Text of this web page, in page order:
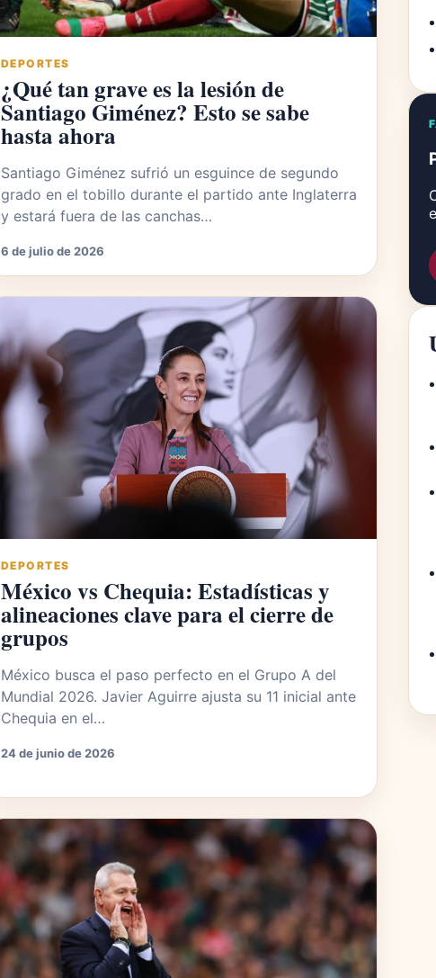
DEPORTES
¿Qué tan grave es la lesión de
Santiago Giménez? Esto se sabe
hasta ahora
Santiago Giménez sufrió un esguince de segundo
grado en el tobillo durante el partido ante Inglaterra
y estará fuera de las canchas…
6 de julio de 2026
DEPORTES
México vs Chequia: Estadísticas y
alineaciones clave para el cierre de
grupos
México busca el paso perfecto en el Grupo A del
Mundial 2026. Javier Aguirre ajusta su 11 inicial ante
Chequia en el…
24 de junio de 2026